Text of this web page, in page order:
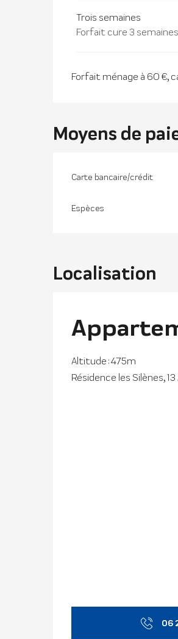
Trois semaines
Forfait cure 3 semaines
Forfait ménage à 60 €,
Moyens de
Carte bancaire/crédit
Espèces
Localisation
Altitude : 475m
Résidence les Silènes,